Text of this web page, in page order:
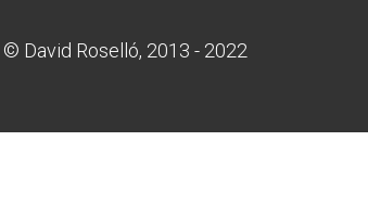
© David Roselló, 2013 - 2022